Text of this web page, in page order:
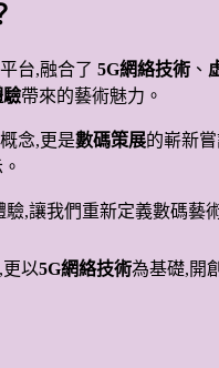
台,融合了 5G網絡技術 、
驗帶來的藝術魅力。
念,更是數碼策展的嶄新
驗,讓我們重新定義數碼藝
以5G網絡技術為基礎,開